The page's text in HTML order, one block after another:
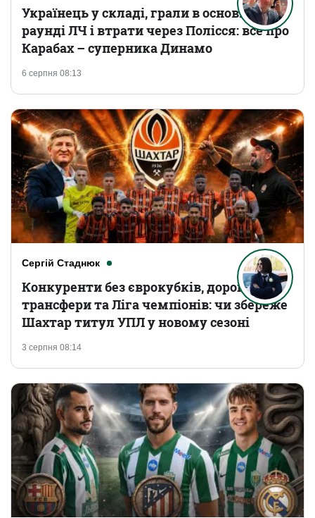
6 серпня 08:13
Українець у складі, грали в основному
раунді ЛЧ і втрати через Полісся: все про
Карабах – суперника Динамо
Сергій Стаднюк
3 серпня 08:14
Конкуренти без єврокубків, дорогі
трансфери та Ліга чемпіонів: чи збереже
Шахтар титул УПЛ у новому сезоні